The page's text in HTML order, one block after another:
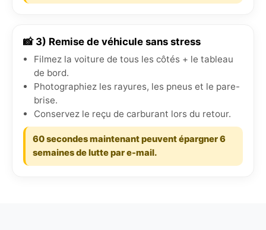
📸 3) Remise de véhicule sans stress
Filmez la voiture de tous les côtés + le tableau
de bord.
Photographiez les rayures, les pneus et le pare-
brise.
Conservez le reçu de carburant lors du retour.
60 secondes maintenant peuvent épargner 6
semaines de lutte par e-mail.